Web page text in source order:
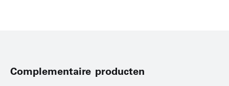
Complementaire producten